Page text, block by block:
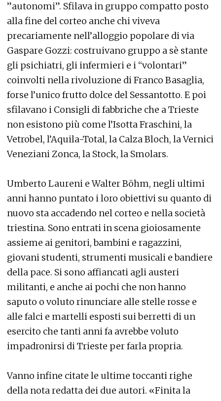
”autonomi”. Sfilava in gruppo compatto posto
alla fine del corteo anche chi viveva
precariamente nell’alloggio popolare di via
Gaspare Gozzi: costruivano gruppo a sè stante
gli psichiatri, gli infermieri e i “volontari”
coinvolti nella rivoluzione di Franco Basaglia,
forse l’unico frutto dolce del Sessantotto. E poi
sfilavano i Consigli di fabbriche che a Trieste
non esistono più come l’Isotta Fraschini, la
Vetrobel, l’Aquila-Total, la Calza Bloch, la Vernici
Veneziani Zonca, la Stock, la Smolars.
Umberto Laureni e Walter Böhm, negli ultimi
anni hanno puntato i loro obiettivi su quanto di
nuovo sta accadendo nel corteo e nella società
triestina. Sono entrati in scena gioiosamente
assieme ai genitori, bambini e ragazzini,
giovani studenti, strumenti musicali e bandiere
della pace. Si sono affiancati agli austeri
militanti, e anche ai pochi che non hanno
saputo o voluto rinunciare alle stelle rosse e
alle falci e martelli esposti sui berretti di un
esercito che tanti anni fa avrebbe voluto
impadronirsi di Trieste per farla propria.
Vanno infine citate le ultime toccanti righe
della nota redatta dei due autori. «Finita la